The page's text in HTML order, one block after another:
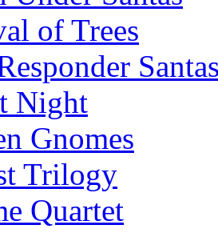
of Trees
Night
Gnomes
Trilogy
Quartet